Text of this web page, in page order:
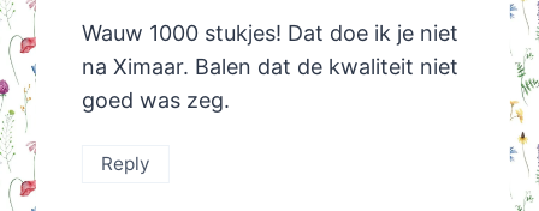
Wauw 1000 stukjes! Dat doe ik je niet
na Ximaar. Balen dat de kwaliteit niet
goed was zeg.
Reply